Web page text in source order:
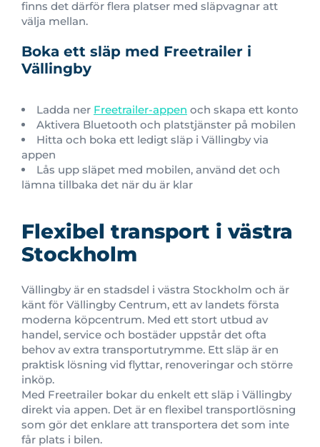
finns det därför flera platser med släpvagnar att
välja mellan.
Boka ett släp med Freetrailer i
Vällingby
Ladda ner Freetrailer-appen och skapa ett konto
Aktivera Bluetooth och platstjänster på mobilen
Hitta och boka ett ledigt släp i Vällingby via
appen
Lås upp släpet med mobilen, använd det och
lämna tillbaka det när du är klar
Flexibel transport i västra
Stockholm
Vällingby är en stadsdel i västra Stockholm och är
känt för Vällingby Centrum, ett av landets första
moderna köpcentrum. Med ett stort utbud av
handel, service och bostäder uppstår det ofta
behov av extra transportutrymme. Ett släp är en
praktisk lösning vid flyttar, renoveringar och större
inköp.
Med Freetrailer bokar du enkelt ett släp i Vällingby
direkt via appen. Det är en flexibel transportlösning
som gör det enklare att transportera det som inte
får plats i bilen.